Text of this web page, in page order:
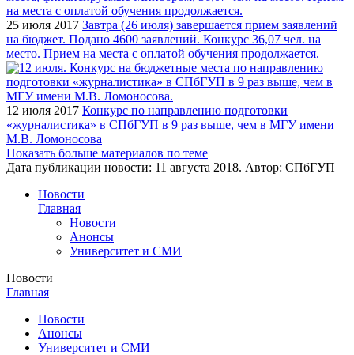
25 июля 2017 Завтра (26 июля) завершается прием заявлений
на бюджет. Подано 4600 заявлений. Конкурс 36,07 чел. на
место. Прием на места с оплатой обучения продолжается.
12 июля 2017 Конкурс по направлению подготовки
«журналистика» в СПбГУП в 9 раз выше, чем в МГУ имени
М.В. Ломоносова
Показать больше материалов по теме
Дата публикации новости: 11 августа 2018. Автор: СПбГУП
Новости
Главная
Новости
Анонсы
Университет и СМИ
Новости
Главная
Новости
Анонсы
Университет и СМИ